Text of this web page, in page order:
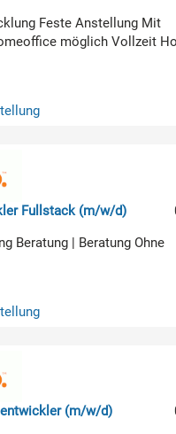
Feste Anstellung Mit
möglich Vollzeit
Fullstack (m/w/d)
Beratung | Beratung Ohne
(m/w/d)